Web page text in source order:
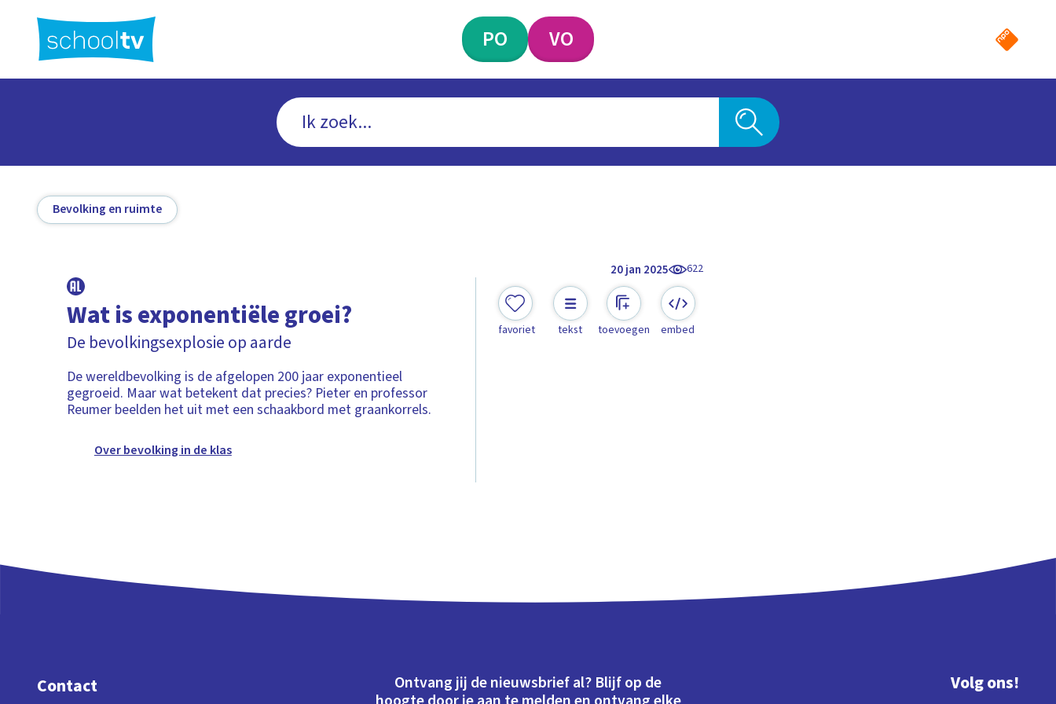
hoofdinhoud
PO VO
Bevolking en ruimte
20 jan 2025 622
Wat is exponentiële groei?
De bevolkingsexplosie op aarde
De wereldbevolking is de afgelopen 200 jaar exponentieel
gegroeid. Maar wat betekent dat precies? Pieter en professor
Reumer beelden het uit met een schaakbord met graankorrels.
Over bevolking in de klas
favoriet tekst toevoegen embed
Contact
Ontvang jij de nieuwsbrief al? Blijf op de
Volg ons!